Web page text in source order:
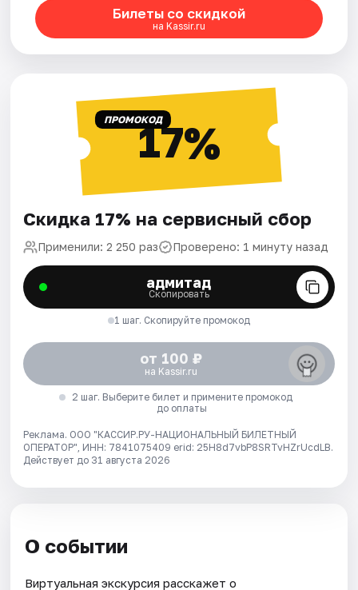
Билеты со скидкой
на Kassir.ru
ПРОМОКОД17%
Скидка 17% на сервисный сбор
Применили: 2 250 раз Проверено: 1 минуту назад
адмитад
Скопировать
1 шаг. Скопируйте промокод
от 100 ₽
на Kassir.ru
2 шаг. Выберите билет и примените промокод
до оплаты
Реклама. ООО "КАССИР.РУ-НАЦИОНАЛЬНЫЙ БИЛЕТНЫЙ
ОПЕРАТОР", ИНН: 7841075409 erid: 25H8d7vbP8SRTvHZrUcdLB.
Действует до 31 августа 2026
О событии
Виртуальная экскурсия расскажет о